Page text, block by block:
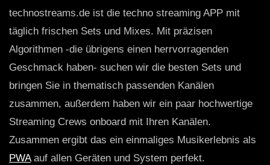
technostreams.de ist die techno streaming APP mit
täglich frischen Sets und Mixes. Mit präzisen
Algorithmen -die übrigens einen herrvorragenden
Geschmack haben- suchen wir die besten Sets und
bringen Sie in thematisch passenden Kanälen
zusammen, außerdem haben wir ein paar hochwertige
Streaming Crews onboard mit Ihren Kanälen.
Zusammen ergibt das ein einmaliges Musikerlebnis als
PWAauf allen Geräten und System perfekt.